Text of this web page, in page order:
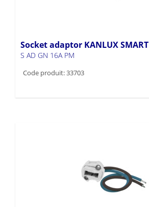
Socket adaptor KANLUX SMART
S AD GN 16A PM
Code produit: 33703